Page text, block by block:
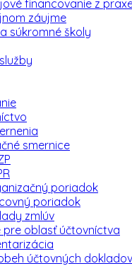
financovanie z
záujme
súkromné školy
smernice
poriadok
poriadok
zmlúv
pre oblasť účtovníctva
účtovných dokladov